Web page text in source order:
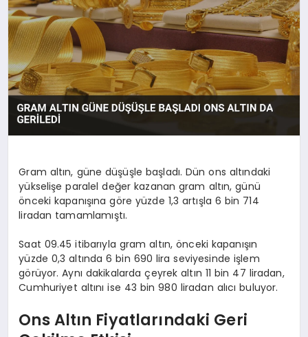
Gram altın, güne düşüşle başladı. Dün ons altındaki
yükselişe paralel değer kazanan gram altın, günü
önceki kapanışına göre yüzde 1,3 artışla 6 bin 714
liradan tamamlamıştı.
Saat 09.45 itibarıyla gram altın, önceki kapanışın
yüzde 0,3 altında 6 bin 690 lira seviyesinde işlem
görüyor. Aynı dakikalarda çeyrek altın 11 bin 47 liradan,
Cumhuriyet altını ise 43 bin 980 liradan alıcı buluyor.
Ons Altın Fiyatlarındaki Geri